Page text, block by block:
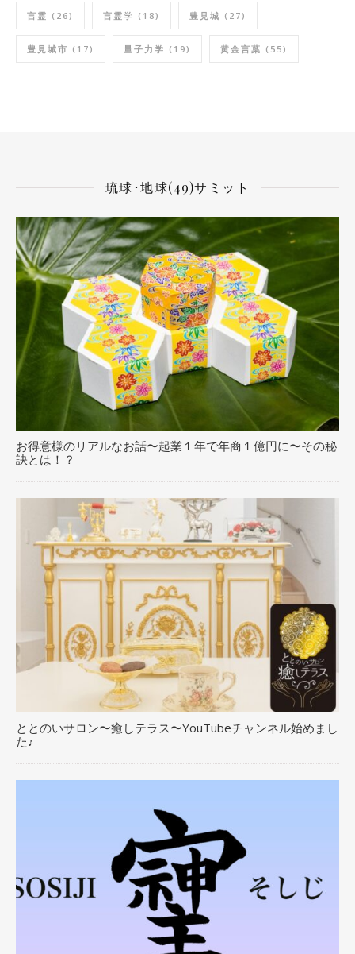
言霊 (26) 言霊学 (18) 豊見城 (27)
豊見城市 (17) 量子力学 (19) 黄金言葉 (55)
琉球･地球(49)サミット
お得意様のリアルなお話〜起業１年で年商１億円に〜その秘
訣とは！？
ととのいサロン〜癒しテラス〜YouTubeチャンネル始めまし
た♪